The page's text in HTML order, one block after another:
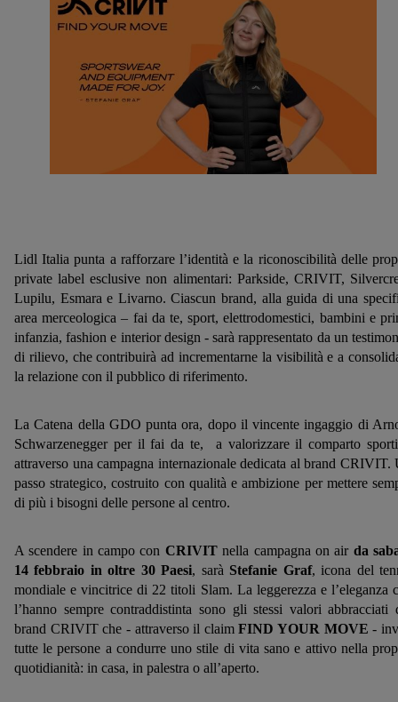
Lidl Italia punta a rafforzare l’identità e la riconoscibilità delle
private label esclusive non alimentari: Parkside, CRIVIT,
Lupilu, Esmara e Livarno. Ciascun brand, alla guida di una
area merceologica – fai da te, sport, elettrodomestici, bambini e
infanzia, fashion e interior design - sarà rappresentato da un
di rilievo, che contribuirà ad incrementarne la visibilità e a
la relazione con il pubblico di riferimento.
La Catena della GDO punta ora, dopo il vincente ingaggio di
Schwarzenegger per il fai da te, a valorizzare il comparto
attraverso una campagna internazionale dedicata al brand CRIVIT.
passo strategico, costruito con qualità e ambizione per mettere
di più i bisogni delle persone al centro.
A scendere in campo con CRIVITnella campagna on airda
14 febbraio in oltre 30 Paesi, sarà Stefanie Graf, icona del
mondiale e vincitrice di 22 titoli Slam. La leggerezza e l’eleganza
l’hanno sempre contraddistinta sono gli stessi valori abbracciati
brand CRIVIT che - attraverso il claimFIND YOUR MOVE -
tutte le persone a condurre uno stile di vita sano e attivo nella
quotidianità: in casa, in palestra o all’aperto.